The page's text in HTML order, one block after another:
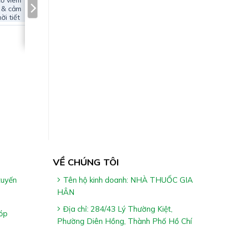
cảm
tiết
VỀ CHÚNG TÔI
Tên hộ kinh doanh: NHÀ THUỐC GIA
HÂN
Địa chỉ: 284/43 Lý Thường Kiệt,
Phường Diên Hồng, Thành Phố Hồ Chí